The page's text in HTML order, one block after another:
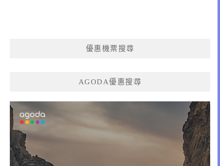
優惠機票搜尋
AGODA優惠搜尋